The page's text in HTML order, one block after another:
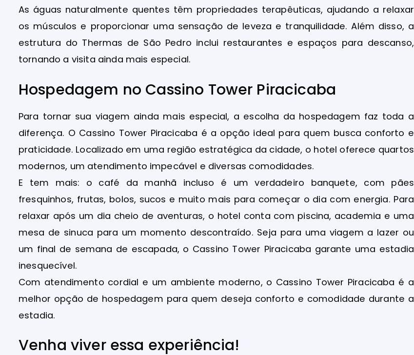
As águas naturalmente quentes têm propriedades terapêuticas, ajudando a relaxar
os músculos e proporcionar uma sensação de leveza e tranquilidade. Além disso, a
estrutura do Thermas de São Pedro inclui restaurantes e espaços para descanso,
tornando a visita ainda mais especial.
Hospedagem no Cassino Tower Piracicaba
Para tornar sua viagem ainda mais especial, a escolha da hospedagem faz toda a
diferença. O Cassino Tower Piracicaba é a opção ideal para quem busca conforto e
praticidade. Localizado em uma região estratégica da cidade, o hotel oferece quartos
modernos, um atendimento impecável e diversas comodidades.
E tem mais: o café da manhã incluso é um verdadeiro banquete, com pães
fresquinhos, frutas, bolos, sucos e muito mais para começar o dia com energia. Para
relaxar após um dia cheio de aventuras, o hotel conta com piscina, academia e uma
mesa de sinuca para um momento descontraído. Seja para uma viagem a lazer ou
um final de semana de escapada, o Cassino Tower Piracicaba garante uma estadia
inesquecível.
Com atendimento cordial e um ambiente moderno, o Cassino Tower Piracicaba é a
melhor opção de hospedagem para quem deseja conforto e comodidade durante a
estadia.
Venha viver essa experiência!